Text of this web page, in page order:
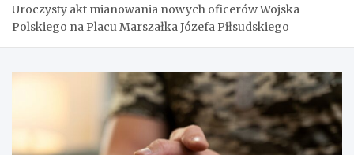
Uroczysty akt mianowania nowych oficerów Wojska
Polskiego na Placu Marszałka Józefa Piłsudskiego